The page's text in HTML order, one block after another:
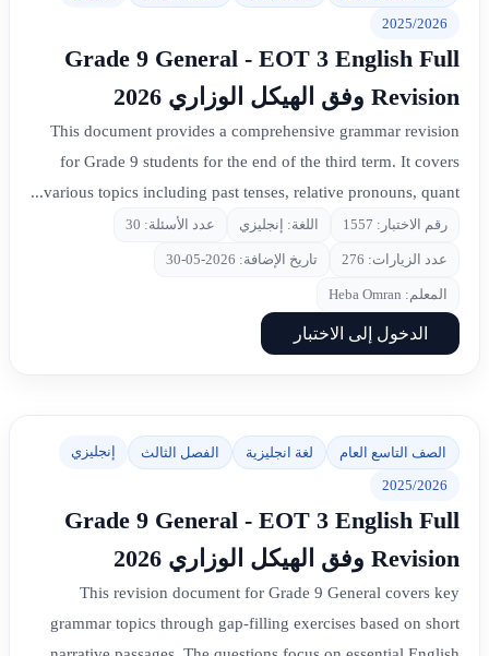
2025/2026
Grade 9 General - EOT 3 English Full
Revision وفق الهيكل الوزاري 2026
This document provides a comprehensive grammar revision
for Grade 9 students for the end of the third term. It covers
various topics including past tenses, relative pronouns, quant...
رقم الاختبار: 1557 اللغة: إنجليزي عدد الأسئلة: 30
عدد الزيارات: 276 تاريخ الإضافة: 2026-05-30
المعلم: Heba Omran
الدخول إلى الاختبار
الصف التاسع العام لغة انجليزية الفصل الثالث إنجليزي
2025/2026
Grade 9 General - EOT 3 English Full
Revision وفق الهيكل الوزاري 2026
This revision document for Grade 9 General covers key
grammar topics through gap-filling exercises based on short